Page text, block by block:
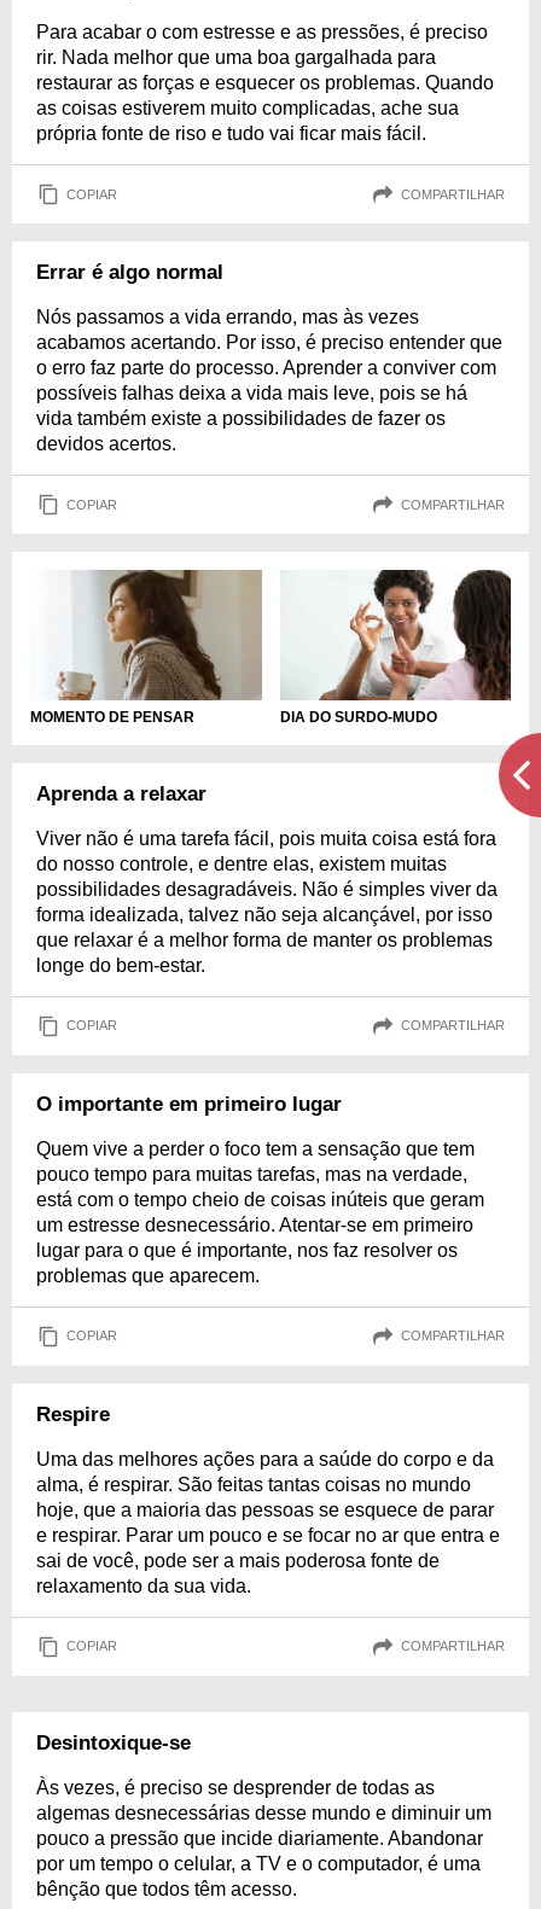
Para acabar o com estresse e as pressões, é preciso
rir. Nada melhor que uma boa gargalhada para
restaurar as forças e esquecer os problemas. Quando
as coisas estiverem muito complicadas, ache sua
própria fonte de riso e tudo vai ficar mais fácil.
COPIAR COMPARTILHAR
Errar é algo normal
Nós passamos a vida errando, mas às vezes
acabamos acertando. Por isso, é preciso entender que
o erro faz parte do processo. Aprender a conviver com
possíveis falhas deixa a vida mais leve, pois se há
vida também existe a possibilidades de fazer os
devidos acertos.
COPIAR COMPARTILHAR
MOMENTO DE PENSAR DIA DO SURDO-MUDO
Aprenda a relaxar
Viver não é uma tarefa fácil, pois muita coisa está fora
do nosso controle, e dentre elas, existem muitas
possibilidades desagradáveis. Não é simples viver da
forma idealizada, talvez não seja alcançável, por isso
que relaxar é a melhor forma de manter os problemas
longe do bem-estar.
COPIAR COMPARTILHAR
O importante em primeiro lugar
Quem vive a perder o foco tem a sensação que tem
pouco tempo para muitas tarefas, mas na verdade,
está com o tempo cheio de coisas inúteis que geram
um estresse desnecessário. Atentar-se em primeiro
lugar para o que é importante, nos faz resolver os
problemas que aparecem.
COPIAR COMPARTILHAR
Respire
Uma das melhores ações para a saúde do corpo e da
alma, é respirar. São feitas tantas coisas no mundo
hoje, que a maioria das pessoas se esquece de parar
e respirar. Parar um pouco e se focar no ar que entra e
sai de você, pode ser a mais poderosa fonte de
relaxamento da sua vida.
COPIAR COMPARTILHAR
Desintoxique-se
Às vezes, é preciso se desprender de todas as
algemas desnecessárias desse mundo e diminuir um
pouco a pressão que incide diariamente. Abandonar
por um tempo o celular, a TV e o computador, é uma
bênção que todos têm acesso.